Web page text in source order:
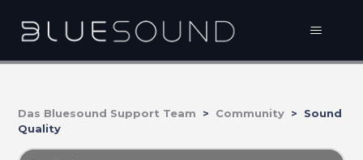
Das Bluesound Support Team Community
Sound
Quality